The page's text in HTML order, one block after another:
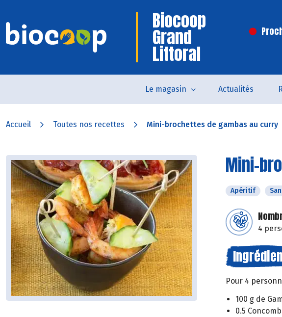
Biocoop
Grand
Littoral
Le magasin Actualités
Accueil Toutes nos recettes Mini-brochettes de gambas au curry
Mini-
Apéritif
4
Pour 4
100 g de
0.5